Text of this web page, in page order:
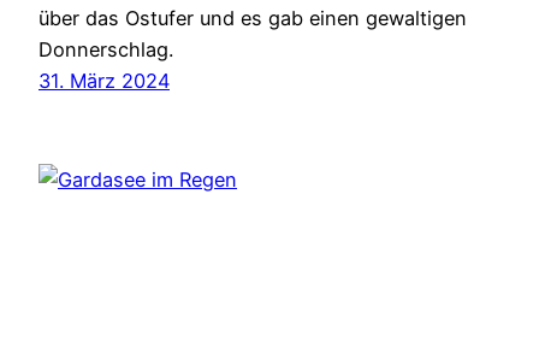
über das Ostufer und es gab einen gewaltigen
Donnerschlag.
31. März 2024